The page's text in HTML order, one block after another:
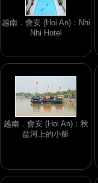
越南．會安 (Hoi An)：Nhi
Nhi Hotel
越南．會安 (Hoi An)：秋
盆河上的小艇